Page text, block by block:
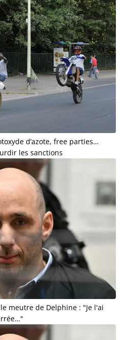
d’azote, free parties…
les sanctions
meutre de Delphine : "Je l'ai